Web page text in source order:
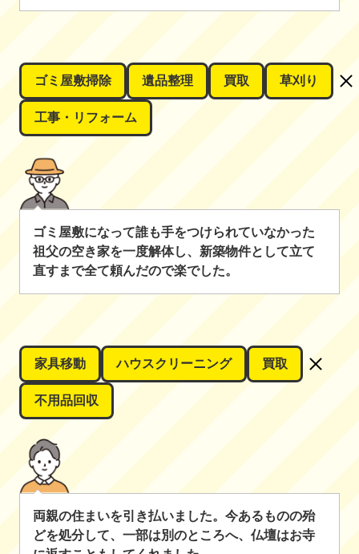
ゴミ屋敷掃除 遺品整理 買取 草刈り
工事・リフォーム
ゴミ屋敷になって誰も手をつけられていなかった
祖父の空き家を一度解体し、新築物件として立て
直すまで全て頼んだので楽でした。
家具移動 ハウスクリーニング 買取
不用品回収
両親の住まいを引き払いました。今あるものの殆
どを処分して、一部は別のところへ、仏壇はお寺